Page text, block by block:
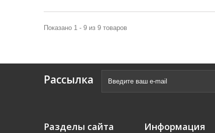
Показано 1 - 9 из 9 товаров
Рассылка
Разделы сайта Информация